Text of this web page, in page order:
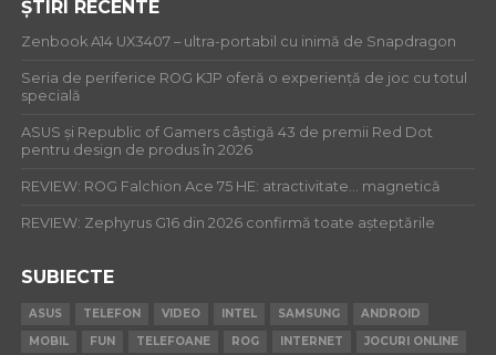
ȘTIRI RECENTE
Zenbook A14 UX3407 – ultra-portabil cu inimă de Snapdragon
Seria de periferice ROG KJP oferă o experiență de joc cu totul
specială
ASUS și Republic of Gamers câștigă 43 de premii Red Dot
pentru design de produs în 2026
REVIEW: ROG Falchion Ace 75 HE: atractivitate… magnetică
REVIEW: Zephyrus G16 din 2026 confirmă toate așteptările
SUBIECTE
ASUS TELEFON VIDEO INTEL SAMSUNG
ANDROID
MOBIL
FUN TELEFOANE ROG INTERNET JOCURI ONLINE